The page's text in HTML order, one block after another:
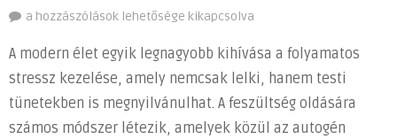
Autogén
és
imagináció:
Hatékony
módszerek
a hozzászólások lehetősége kikapcsolva
A modern élet egyik legnagyobb kihívása a folyamatos
stressz kezelése, amely nemcsak lelki, hanem testi
tünetekben is megnyilvánulhat. A feszültség oldására
számos módszer létezik, amelyek közül az autogén